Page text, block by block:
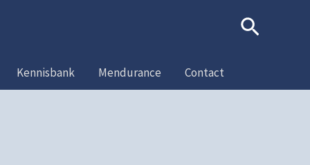
Zoeken
Kennisbank Mendurance Contact